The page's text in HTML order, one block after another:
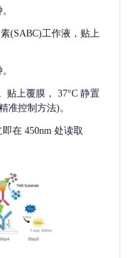
(SABC)工作液，贴上
贴上覆膜， 37°C 静置
准控制方法)。
在 450nm 处读取